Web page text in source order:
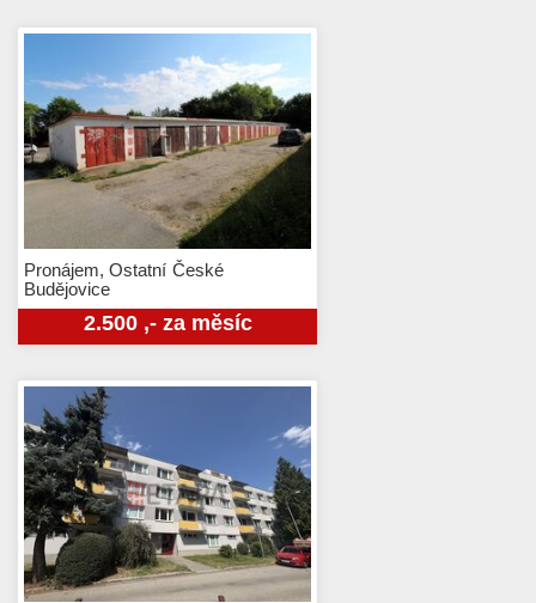
Pronájem, Ostatní České
Budějovice
2.500 ,- za měsíc